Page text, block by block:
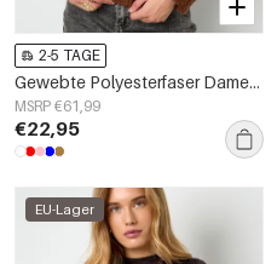
2-5 TAGE
Gewebte Polyesterfaser Damenjacke Casual Einfarbig Herbst/Winter
MSRP €61,99
€22,95
EU-Lager